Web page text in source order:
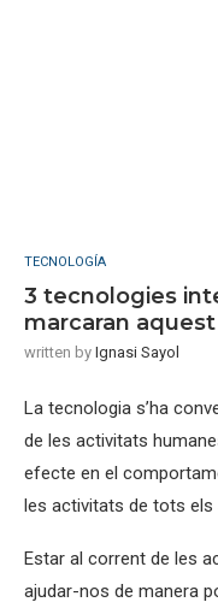
TECNOLOGÍA
3 tecnologies
marcaran aquest
written by Ignasi Sayol
La tecnologia s’ha
de les activitats
efecte en el
les activitats de tots
Estar al corrent de les
ajudar-nos de manera